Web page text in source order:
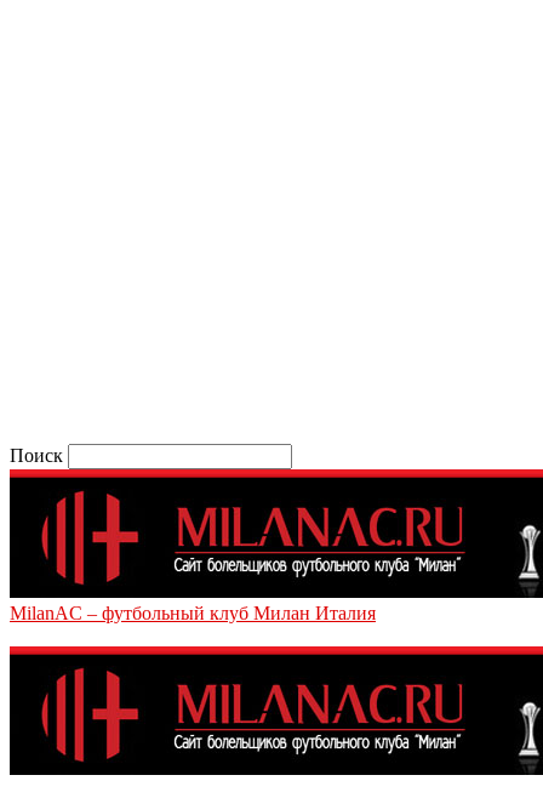
Поиск
MilanAC – футбольный клуб Милан Италия